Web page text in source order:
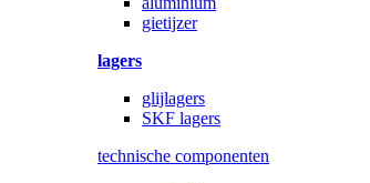
gietijzer
lagers
glijlagers
SKF lagers
technische componenten